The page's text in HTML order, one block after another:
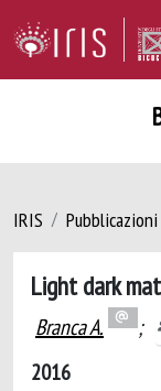
IRIS Pubblicazioni
Light dark
Branca A.
;
2016